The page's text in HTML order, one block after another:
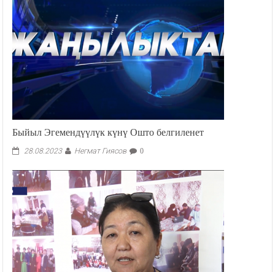
Быйыл Эгемендүүлүк күнү Ошто белгиленет
28.08.2023 Негмат Гиясов 0